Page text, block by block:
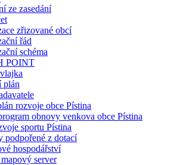
ze zasedání
zřizované obcí
řád
schéma
POINT
plán
rozvoje obce Pístina
obnovy venkova obce Pístina
sportu Pístina
podpořené z dotací
hospodářství
server